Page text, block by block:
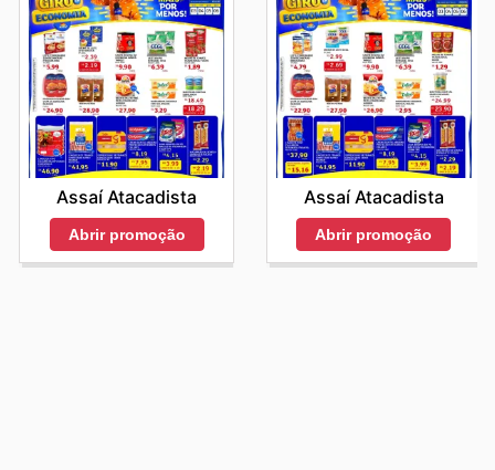
Assaí Atacadista
Abrir promoção
Assaí Atacadista
Abrir promoção